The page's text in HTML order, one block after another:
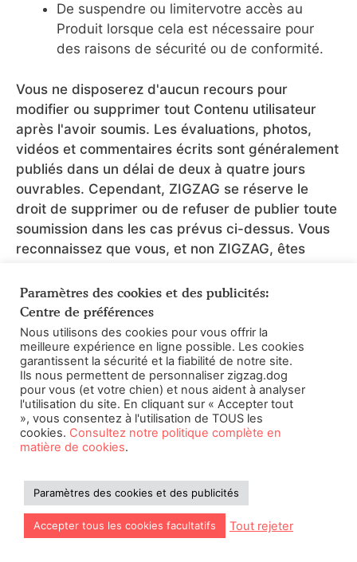
De suspendre ou limitervotre accès au
Produit lorsque cela est nécessaire pour
des raisons de sécurité ou de conformité.
Vous ne disposerez d'aucun recours pour
modifier ou supprimer tout Contenu utilisateur
après l'avoir soumis. Les évaluations, photos,
vidéos et commentaires écrits sont généralement
publiés dans un délai de deux à quatre jours
ouvrables. Cependant, ZIGZAG se réserve le
droit de supprimer ou de refuser de publier toute
soumission dans les cas prévus ci-dessus. Vous
reconnaissez que vous, et non ZIGZAG, êtes
soumettez.
7. Liens
Les liens figurant sur les Produits ZIGZAG
peuvent vous rediriger vers des sites web tiers,
des plateformes de réseaux sociaux, des
applications mobiles et d'autres produits et
services (tels que des publicités tierces) en
Plateformes tierces») et ZIGZAG décline toute
responsabilité quant au contenu, à l'exactitude ou
au fonctionnement de ces autres Plateformes
Paramètres des cookies et des publicités:
Centre de préférences
Nous utilisons des cookies pour vous offrir la
meilleure expérience en ligne possible. Les cookies
garantissent la sécurité et la fiabilité de notre site.
Ils nous permettent de personnaliser zigzag.dog
pour vous (et votre chien) et nous aident à analyser
l'utilisation du site. En cliquant sur « Accepter tout
», vous consentez à l'utilisation de TOUS les
cookies. Consultez notre politique complète en
matière de cookies.
Paramètres des cookies et des publicités
Accepter tous les cookies facultatifs Tout rejeter